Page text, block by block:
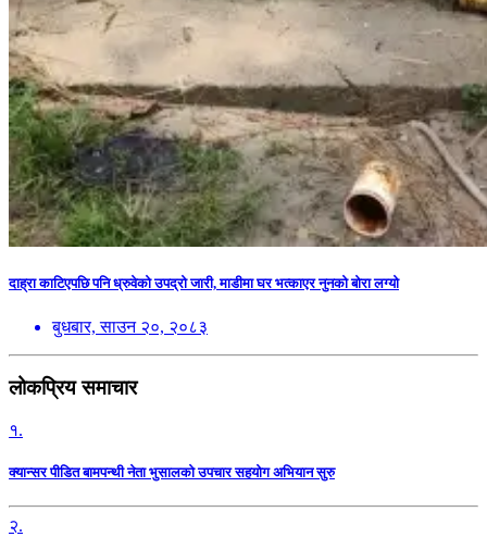
दाह्रा काटिएपछि पनि ध्रुवेको उपद्रो जारी, माडीमा घर भत्काएर नुनको बोरा लग्यो
बुधबार, साउन २०, २०८३
लोकप्रिय समाचार
१.
क्यान्सर पीडित बामपन्थी नेता भुसालकाे उपचार सहयोग अभियान सुरु
२.